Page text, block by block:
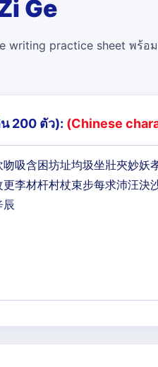
Ge
writing practice sheet พร้อม
200 ตัว): (Chinese